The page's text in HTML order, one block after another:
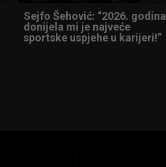
Sejfo Šehović: “2026. godina
donijela mi je najveće
sportske uspjehe u karijeri!”